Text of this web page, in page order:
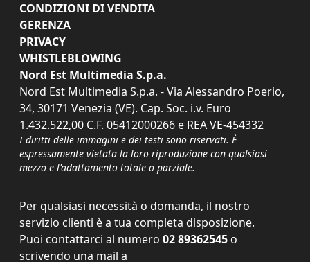
CONDIZIONI DI VENDITA
GERENZA
PRIVACY
WHISTLEBLOWING
Nord Est Multimedia S.p.a.
Nord Est Multimedia S.p.a. - Via Alessandro Poerio,
34, 30171 Venezia (VE). Cap. Soc. i.v. Euro
1.432.522,00 C.F. 05412000266 e REA VE-454332
I diritti delle immagini e dei testi sono riservati. È
espressamente vietata la loro riproduzione con qualsiasi
mezzo e l'adattamento totale o parziale.
Per qualsiasi necessità o domanda, il nostro
servizio clienti è a tua completa disposizione.
Puoi contattarci al numero 02 89362545 o
scrivendo una mail a